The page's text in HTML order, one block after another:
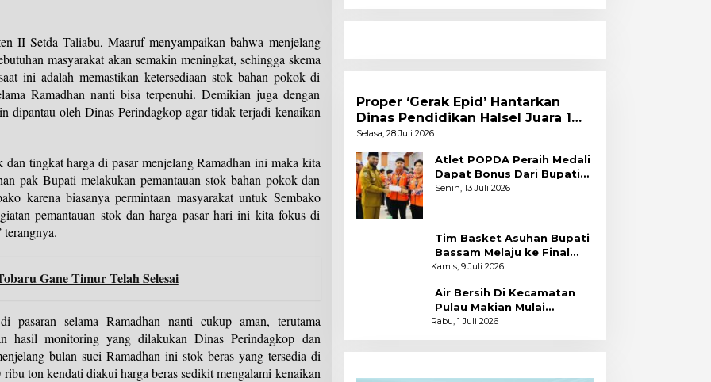
II Setda Taliabu, Maaruf menyampaikan bahwa menjelang
masyarakat akan semakin meningkat, sehingga skema
ini adalah memastikan ketersediaan stok bahan pokok di
Ramadhan nanti bisa terpenuhi. Demikian juga dengan
dipantau oleh Dinas Perindagkop agar tidak terjadi kenaikan
dan tingkat harga di pasar menjelang Ramadhan ini maka kita
pak Bupati melakukan pemantauan stok bahan pokok dan
karena biasanya permintaan masyarakat untuk Sembako
pemantauan stok dan harga pasar hari ini kita fokus di
terangnya.
Gane Timur Telah Selesai
pasaran selama Ramadhan nanti cukup aman, terutama
hasil monitoring yang dilakukan Dinas Perindagkop dan
bulan suci Ramadhan ini stok beras yang tersedia di
ton kendati diakui harga beras sedikit mengalami kenaikan
Proper ‘Gerak Epid’ Hantarkan
Dinas Pendidikan Halsel Juara 1
PKA Angkatan Pertama
Selasa, 28 Juli 2026
Atlet POPDA Peraih Medali
Dapat Bonus Dari Bupati
Bassam
Senin, 13 Juli 2026
Tim Basket Asuhan Bupati
Bassam Melaju ke Final
Usai Bekuk Kota Tidore
Kamis, 9 Juli 2026
Air Bersih Di Kecamatan
Pulau Makian Mulai
Dinikmati
Rabu, 1 Juli 2026